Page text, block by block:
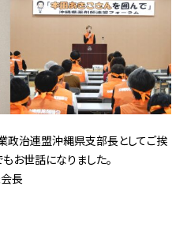
政治連盟沖縄県支部長としてご挨
お世話になりました。
長